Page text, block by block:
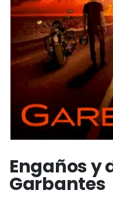
Engaños y
Garbantes